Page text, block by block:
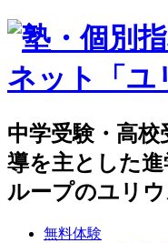
中学受験・高校
導を主とした
ループのユリ
無料体験